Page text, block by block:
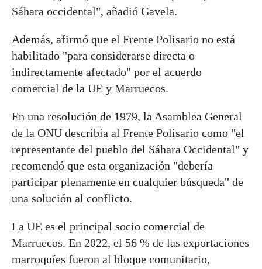
Sáhara occidental", añadió Gavela.
Además, afirmó que el Frente Polisario no está
habilitado "para considerarse directa o
indirectamente afectado" por el acuerdo
comercial de la UE y Marruecos.
En una resolución de 1979, la Asamblea General
de la ONU describía al Frente Polisario como "el
representante del pueblo del Sáhara Occidental" y
recomendó que esta organización "debería
participar plenamente en cualquier búsqueda" de
una solución al conflicto.
La UE es el principal socio comercial de
Marruecos. En 2022, el 56 % de las exportaciones
marroquíes fueron al bloque comunitario,